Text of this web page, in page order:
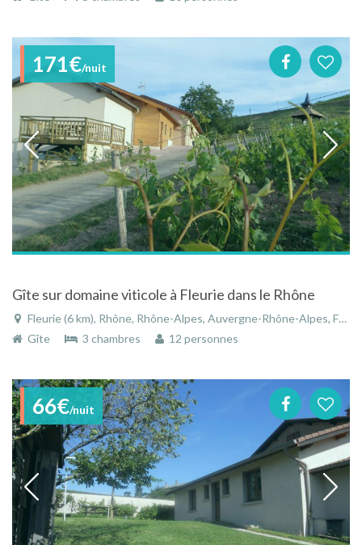
171€/nuit
Gîte sur domaine viticole à Fleurie dans le Rhône
Fleurie (6 km), Rhône, Rhône-Alpes, Auvergne-Rhône-Alpes, France
Gîte
3 chambres 12 personnes
66€/nuit